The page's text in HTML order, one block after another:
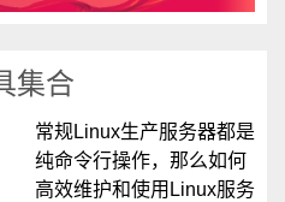
集合
常规Linux生产服务器都是
纯命令行操作，那么如何
高效维护和使用Linux服务